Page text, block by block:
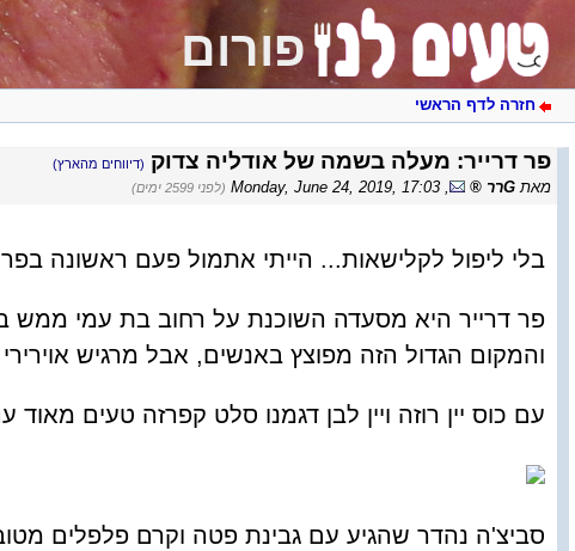
פורום
חזרה לדף הראשי
פר דרייר: מעלה בשמה של אודליה צדוק (דיווחים מהארץ)
מאת Gרר ,
Monday, June 24, 2019, 17:03 (לפני 2599 ימים)
בלי ליפול לקלישאות... הייתי אתמול פעם ראשונה
פר דרייר היא מסעדה השוכנת על רחוב בת עמי ממש
והמקום הגדול הזה מפוצץ באנשים, אבל מרגיש אוירירי
עם כוס יין רוזה ויין לבן דגמנו סלט קפרזה טעים
סביצ'ה נהדר שהגיע עם גבינת פטה וקרם פלפלים